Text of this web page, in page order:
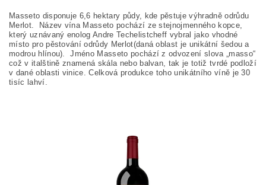
Masseto disponuje 6,6 hektary půdy, kde pěstuje výhradně odrůdu
Merlot. Název vína Masseto pochází ze stejnojmenného kopce,
který uznávaný enolog Andre Techelistcheff vybral jako vhodné
místo pro pěstování odrůdy Merlot(daná oblast je unikátní šedou a
modrou hlínou). Jméno Masseto pochází z odvození slova „masso“
což v italštině znamená skála nebo balvan, tak je totiž tvrdé podloží
v dané oblasti vinice. Celková produkce toho unikátního víně je 30
tisíc lahví.